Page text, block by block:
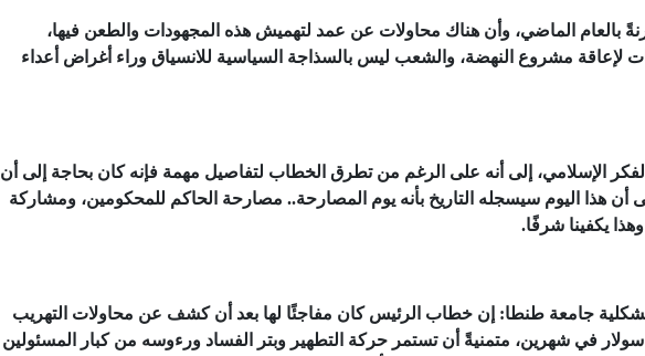
بالعام الماضي، وأن هناك محاولات عن عمد لتهميش هذه المجهودات والطعن فيها،
لإعاقة مشروع النهضة، والشعب ليس بالسذاجة السياسية للانسياق وراء أغراض أعداء
الإسلامي، إلى أنه على الرغم من تطرق الخطاب لتفاصيل مهمة فإنه كان بحاجة إلى أن
أن هذا اليوم سيسجله التاريخ بأنه يوم المصارحة.. مصارحة الحاكم للمحكومين، ومشاركة
يكفينا شرفًا.
جامعة طنطا: إن خطاب الرئيس كان مفاجئًا لها بعد أن كشف عن محاولات التهريب
وضبط 23 مليون لتر سولار في شهرين، متمنيةً أن تستمر حركة التطهير وبتر الفساد ورءوسه من كبار المسئولين